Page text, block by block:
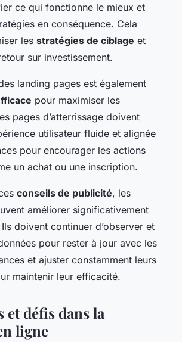
ce qui fonctionne le mieux et
en conséquence. Cela
les stratégies de ciblage et
sur investissement.
landing pages est également
pour maximiser les
pages d’atterrissage doivent
utilisateur fluide et alignée
pour encourager les actions
un achat ou une inscription.
conseils de publicité, les
améliorer significativement
doivent continuer d’observer et
pour rester à jour avec les
et ajuster constamment leurs
maintenir leur efficacité.
et défis dans la
ligne